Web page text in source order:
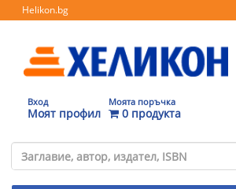
Helikon.bg
Вход
Моят профил
Моята поръчка
0 продукта